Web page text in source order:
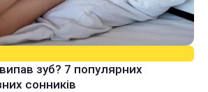
зуб? 7 популярних
сонників